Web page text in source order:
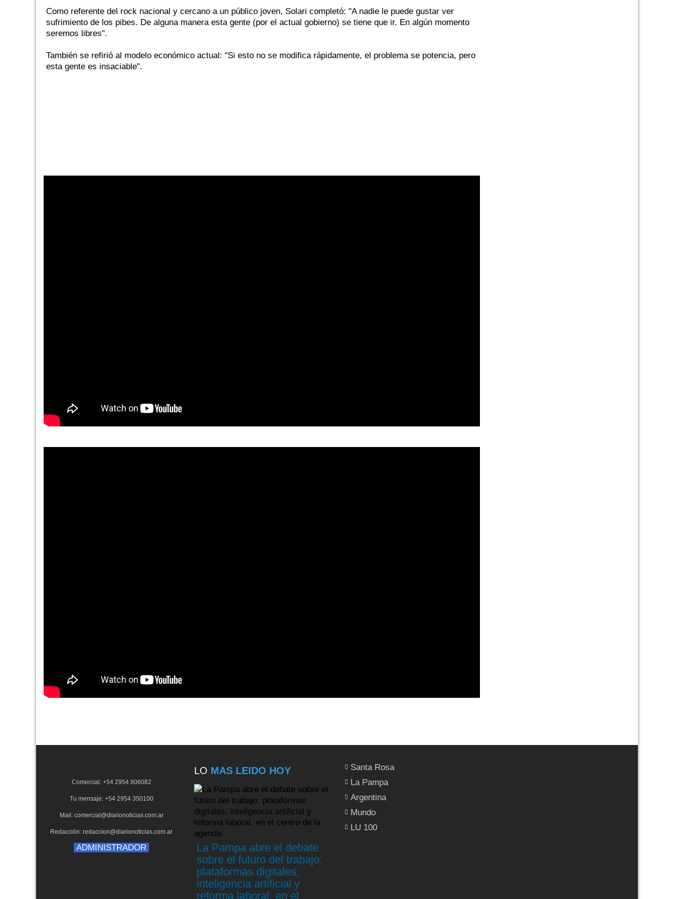
Como referente del rock nacional y cercano a un público joven, Solari completó: "A nadie le puede gustar ver
sufrimiento de los pibes. De alguna manera esta gente (por el actual gobierno) se tiene que ir. En algún momento
seremos libres".
También se refirió al modelo económico actual: "Si esto no se modifica rápidamente, el problema se potencia, pero
esta gente es insaciable".
Comercial: +54 2954 806082
Tu mensaje: +54 2954 350100
Mail: comercial@diarionoticias.com.ar
Redacción: redaccion@diarionoticias.com.ar
ADMINISTRADOR
LO MAS LEIDO HOY
La Pampa abre el debate
sobre el futuro del trabajo:
plataformas digitales,
inteligencia artificial y
reforma laboral, en el
Santa Rosa
La Pampa
Argentina
Mundo
LU 100